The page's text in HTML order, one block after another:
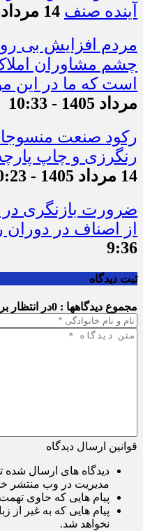
آینده صنف 14 مرداد 1405 - 10:45
مردم افزایش بی
چشم مشاوران
است که ما در این
مرداد 1405 - 10:33
رکود صنعت
رنگرزی و چاپ
14 مرداد 1405 - 10:23
ضرورت بازنگری در
از اصناف در دوران
9:36
ثبت دیدگاه
مجموع دیدگاهها : 0 در انتظار
قوانین ارسال دیدگاه
دیدگاه های ارسال شده
مدیریت در وب منتشر
پیام هایی که حاوی
پیام هایی که به غیر از
نخواهد شد.